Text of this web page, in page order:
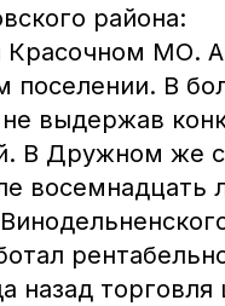
района:
Красочном МО.
поселении. В
выдержав
В Дружном же
восемнадцать
назад